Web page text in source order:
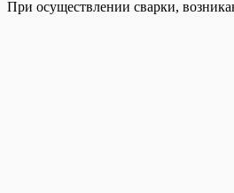
При осуществлении сварки,